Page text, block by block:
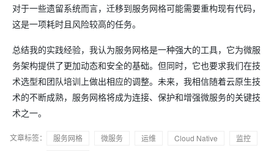
对于一些遗留系统而言，迁移到服务网格可能需要重构现有代码，
这是一项耗时且风险较高的任务。
总结我的实践经验，我认为服务网格是一种强大的工具，它为微服
务架构提供了更加动态和安全的基础。但同时，它也要求我们在技
术选型和团队培训上做出相应的调整。未来，我相信随着云原生技
术的不断成熟，服务网格将成为连接、保护和增强微服务的关键技
术之一。
文章标签： 服务网格 微服务 运维 Cloud Native
监控